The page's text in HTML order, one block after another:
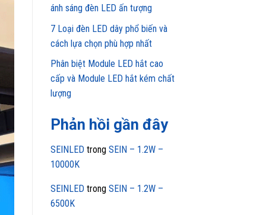
ánh sáng đèn LED ấn tượng
7 Loại đèn LED dây phổ biến và
cách lựa chọn phù hợp nhất
Phân biệt Module LED hắt cao
cấp và Module LED hắt kém chất
lượng
Phản hồi gần đây
SEINLED trong SEIN – 1.2W –
10000K
SEINLED trong SEIN – 1.2W –
6500K